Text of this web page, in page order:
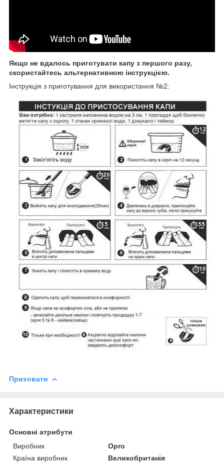
Якщо не вдалось приготувати капу з першого разу,
скористайтесь альтернативною інструкцією.
Інструкція з приготування для використання №2:
Приховати
Характеристики
Основні атрибути
Виробник
Opro
Країна виробник
Великобританія